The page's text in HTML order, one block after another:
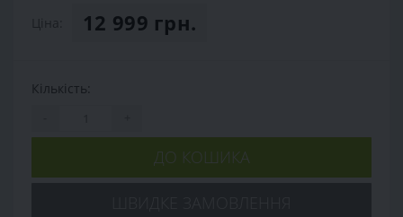
12 999 грн.
Кількість:
ДО КОШИКА